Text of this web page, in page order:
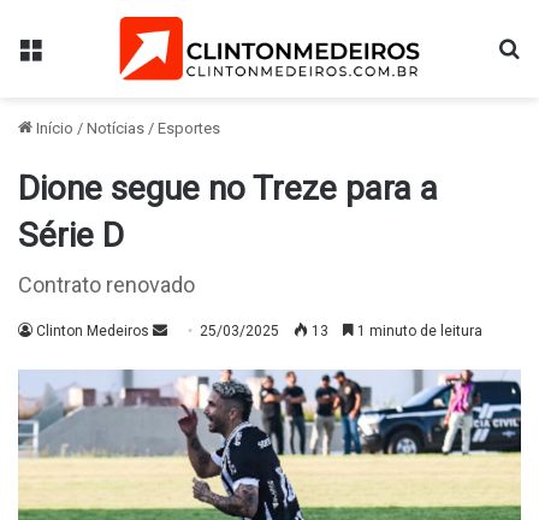
Menu
Início / Notícias / Esportes
Dione segue no Treze para a
Série D
Contrato renovado
Clinton Medeiros
Mande
e-
mail
25/03/2025 13 1 minuto de leitura